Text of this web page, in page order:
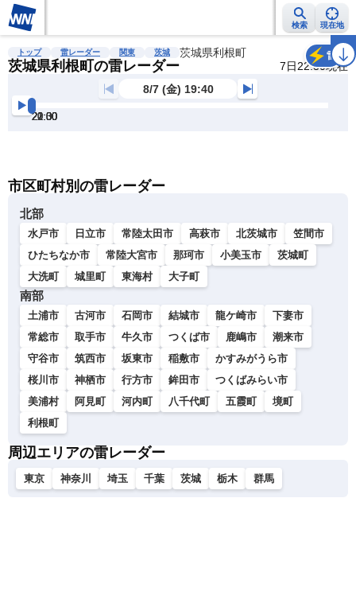
検索 現在地
雨雲レーダー 台風情報 地震情報 警報・注意報 2週間天気 ラ
トップ 雷レーダー 関東 茨城 茨城県利根町
茨城県利根町の雷レーダー 7日22:30現在
雷
8/7 (金) 19:40
20:00
20:30
21:00
21:30
22:00
22:30
市区町村別の雷レーダー
北部
水戸市 日立市 常陸太田市 高萩市 北茨城市
笠間市
ひたちなか市
常陸大宮市 那珂市 小美玉市
茨城町
大洗町
城里町 東海村 大子町
南部
土浦市 古河市 石岡市 結城市 龍ケ崎市
下妻市
常総市
取手市 牛久市 つくば市 鹿嶋市
潮来市
守谷市
筑西市 坂東市 稲敷市
かすみがうら市
桜川市
神栖市 行方市 鉾田市
つくばみらい市
美浦村
阿見町 河内町 八千代町 五霞町
境町
利根町
周辺エリアの雷レーダー
東京 神奈川 埼玉 千葉 茨城 栃木 群馬